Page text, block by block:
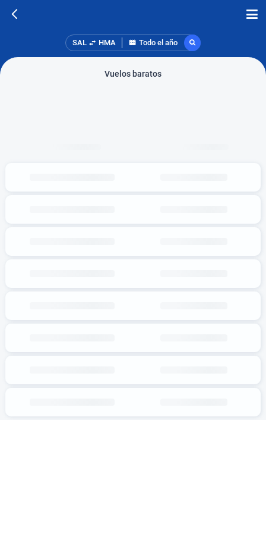
SAL HMA Todo el año
Vuelos baratos